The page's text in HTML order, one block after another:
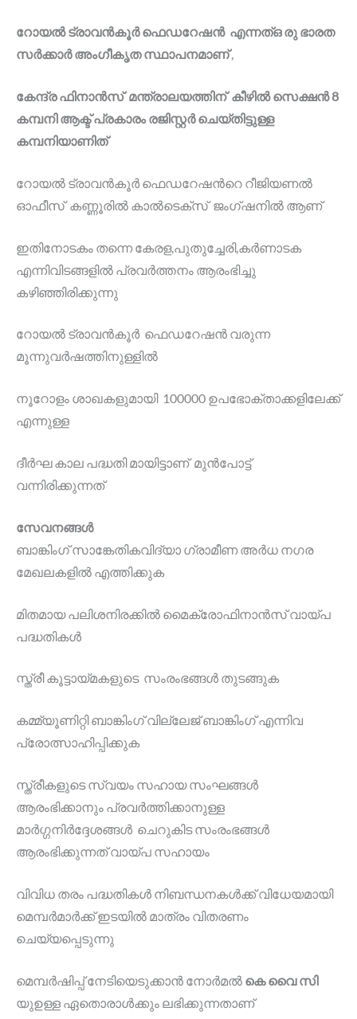
റോയൽ ട്രാവൻകൂർ ഫെഡറേഷൻ എന്നത്ഒ രു ഭാരത
സർക്കാർ അംഗീകൃത സ്ഥാപനമാണ്‌,
കേന്ദ്ര ഫിനാൻസ് മന്ത്രാലയത്തിന് കീഴിൽ സെക്ഷൻ 8
കമ്പനി ആക്ട് പ്രകാരം രജിസ്റ്റർ ചെയ്തിട്ടുള്ള
കമ്പനിയാണിത്
റോയൽ ട്രാവൻകൂർ ഫെഡറേഷൻറെ റീജിയണൽ
ഓഫീസ് കണ്ണൂരിൽ കാൽടെക്സ് ജംഗ്ഷനിൽ ആണ്
ഇതിനോടകം തന്നെ കേരള,പുതുച്ചേരി,കർണാടക
എന്നിവിടങ്ങളിൽ പ്രവർത്തനം ആരംഭിച്ചു
കഴിഞ്ഞിരിക്കുന്നു
റോയൽ ട്രാവൻകൂർ ഫെഡറേഷൻ വരുന്ന
മൂന്നുവർഷത്തിനുള്ളിൽ
നൂറോളം ശാഖകളുമായി 100000 ഉപഭോക്താക്കളിലേക്ക്
എന്നുള്ള
ദീർഘ കാല പദ്ധതി മായിട്ടാണ് മുൻപോട്ട്
വന്നിരിക്കുന്നത്
സേവനങ്ങൾ
ബാങ്കിംഗ് സാങ്കേതികവിദ്യാ ഗ്രാമീണ അർധ നഗര
മേഖലകളിൽ എത്തിക്കുക
മിതമായ പലിശനിരക്കിൽ മൈക്രോഫിനാൻസ് വായ്പ
പദ്ധതികൾ
സ്ത്രീ കൂട്ടായ്മകളുടെ സംരംഭങ്ങൾ തുടങ്ങുക
കമ്മ്യൂണിറ്റി ബാങ്കിംഗ് വില്ലേജ് ബാങ്കിംഗ് എന്നിവ
പ്രോത്സാഹിപ്പിക്കുക
സ്ത്രീകളുടെ സ്വയം സഹായ സംഘങ്ങൾ
ആരംഭിക്കാനും പ്രവർത്തിക്കാനുള്ള
മാർഗ്ഗനിർദ്ദേശങ്ങൾ ചെറുകിട സംരംഭങ്ങൾ
ആരംഭിക്കുന്നത് വായ്പ സഹായം
വിവിധ തരം പദ്ധതികൾ നിബന്ധനകൾക്ക് വിധേയമായി
മെമ്പർമാർക്ക് ഇടയിൽ മാത്രം വിതരണം
ചെയ്യപ്പെടുന്നു
മെമ്പർഷിപ്പ് നേടിയെടുക്കാൻ നോർമൽ കെ വൈ സി
യുഉള്ള ഏതൊരാൾക്കും ലഭിക്കുന്നതാണ്